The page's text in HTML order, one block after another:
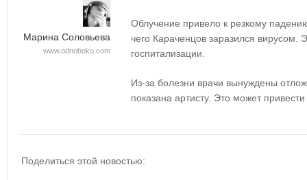
Марина Соловьева
www.odnoboko.com
Облучение привело к резкому
чего Караченцов заразился вирусом.
госпитализации.
Из-за болезни врачи вынуждены
показана артисту. Это может
Поделиться этой новостью: